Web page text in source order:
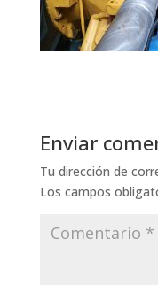
Enviar
Tu dirección de
Los campos